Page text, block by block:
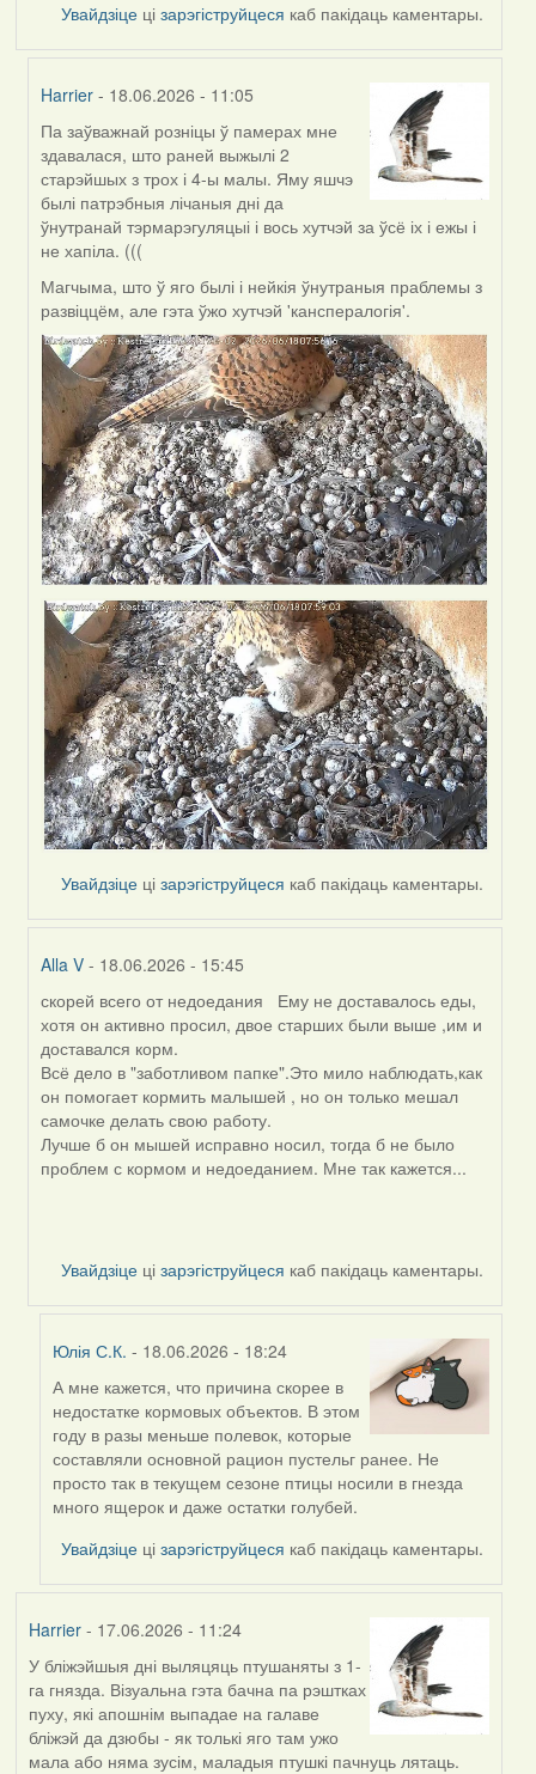
Увайдзіце цізарэгіструйцеся каб пакідаць каментары.
Harrier - 18.06.2026 - 11:05
In
reply
to
by
SaMANdaS
Па заўважнай розніцы ў памерах мне
здавалася, што раней выжылі 2
старэйшых з трох і 4-ы малы. Яму яшчэ
былі патрэбныя лічаныя дні да
ўнутранай тэрмарэгуляцыі і вось хутчэй за ўсё іх і ежы і
не хапіла. (((
Магчыма, што ў яго былі і нейкія ўнутраныя праблемы з
развіццём, але гэта ўжо хутчэй 'канспералогія'.
Увайдзіце цізарэгіструйцеся каб пакідаць каментары.
Alla V - 18.06.2026 - 15:45
In
reply
to
by
SaMANdaS
скорей всего от недоедания Ему не доставалось еды,
хотя он активно просил, двое старших были выше ,им и
доставался корм.
Всё дело в "заботливом папке".Это мило наблюдать,как
он помогает кормить малышей , но он только мешал
самочке делать свою работу.
Лучше б он мышей исправно носил, тогда б не было
проблем с кормом и недоеданием. Мне так кажется...
Увайдзіце цізарэгіструйцеся каб пакідаць каментары.
Юлія С.К. - 18.06.2026 - 18:24
In
reply
to
by
Alla
V
А мне кажется, что причина скорее в
недостатке кормовых объектов. В этом
году в разы меньше полевок, которые
составляли основной рацион пустельг ранее. Не
просто так в текущем сезоне птицы носили в гнезда
много ящерок и даже остатки голубей.
Увайдзіце цізарэгіструйцеся каб пакідаць каментары.
Harrier- 17.06.2026 - 11:24
У бліжэйшыя дні выляцяць птушаняты з 1-
га гнязда. Візуальна гэта бачна па рэштках
пуху, які апошнім выпадае на галаве
бліжэй да дзюбы - як толькі яго там ужо
мала або няма зусім, маладыя птушкі пачнуць лятаць.